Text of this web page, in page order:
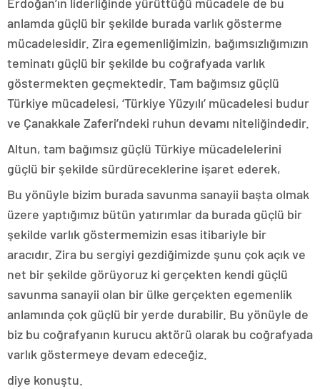
anlamda güçlü bir şekilde burada varlık gösterme
mücadelesidir. Zira egemenliğimizin, bağımsızlığımızın
teminatı güçlü bir şekilde bu coğrafyada varlık
göstermekten geçmektedir. Tam bağımsız güçlü
Türkiye mücadelesi, ‘Türkiye Yüzyılı’ mücadelesi budur
ve Çanakkale Zaferi’ndeki ruhun devamı niteliğindedir.
Altun, tam bağımsız güçlü Türkiye mücadelelerini
güçlü bir şekilde sürdüreceklerine işaret ederek,
Bu yönüyle bizim burada savunma sanayii başta olmak
üzere yaptığımız bütün yatırımlar da burada güçlü bir
şekilde varlık göstermemizin esas itibariyle bir
aracıdır. Zira bu sergiyi gezdiğimizde şunu çok açık ve
net bir şekilde görüyoruz ki gerçekten kendi güçlü
savunma sanayii olan bir ülke gerçekten egemenlik
anlamında çok güçlü bir yerde durabilir. Bu yönüyle de
biz bu coğrafyanın kurucu aktörü olarak bu coğrafyada
varlık göstermeye devam edeceğiz.
diye konuştu.